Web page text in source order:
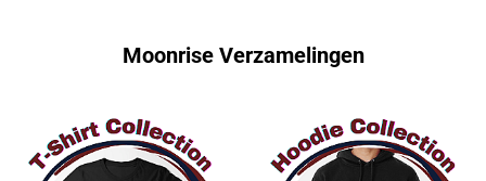
Moonrise Verzamelingen